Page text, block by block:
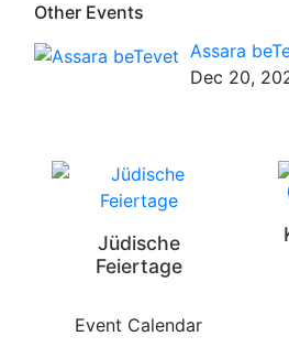
Other Events
Assara
Dec 20,
Jüdische
Feiertage
Event Calendar